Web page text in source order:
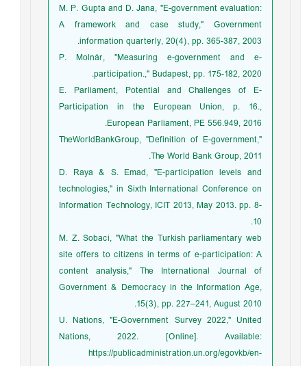
M. P. Gupta and D. Jana, "E-government evaluation:
A framework and case study," Government
information quarterly, 20(4), pp. 365-387, 2003.
P. Molnár, "Measuring e-government and e-
participation.," Budapest, pp. 175-182, 2020.
E. Parliament, Potential and Challenges of E-
Participation in the European Union, p. 16.,
European Parliament, PE 556.949, 2016.
TheWorldBankGroup, "Definition of E-government,"
The World Bank Group, 2011.
D. Raya & S. Emad, "E-participation levels and
technologies," in Sixth International Conference on
Information Technology, ICIT 2013, May 2013. pp. 8-
10.
M. Z. Sobaci, "What the Turkish parliamentary web
site offers to citizens in terms of e-participation: A
content analysis," The International Journal of
Government & Democracy in the Information Age,
15(3), pp. 227–241, August 2010.
U. Nations, "E-Government Survey 2022," United
Nations, 2022. [Online]. Available:
https://publicadministration.un.org/egovkb/en-